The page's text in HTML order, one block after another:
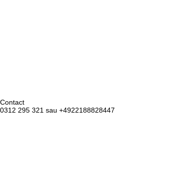
Contact
0312 295 321 sau +4922188828447